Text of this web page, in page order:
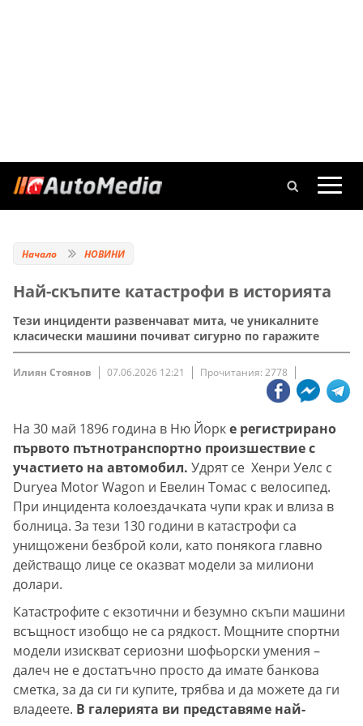
Начало НОВИНИ
Най-скъпите катастрофи в историята
Тези инциденти развенчават мита, че уникалните
класически машини почиват сигурно по гаражите
Илиян Стоянов 07.06.2026 12:21 Прочитания: 2778
На 30 май 1896 година в Ню Йорке регистрирано
първото пътнотранспортно произшествие с
участието на автомобил. Удрят се Хенри Уелс с
Duryea Motor Wagon и Евелин Томас с велосипед.
При инцидента колоездачката чупи крак и влиза в
болница. За тези 130 години в катастрофи са
унищожени безброй коли, като понякога главно
действащо лице се оказват модели за милиони
долари.
Катастрофите с екзотични и безумно скъпи машини
всъщност изобщо не са рядкост. Мощните спортни
модели изискват сериозни шофьорски умения –
далеч не е достатъчно просто да имате банкова
сметка, за да си ги купите, трябва и да можете да ги
владеете. В галерията ви представяме най-